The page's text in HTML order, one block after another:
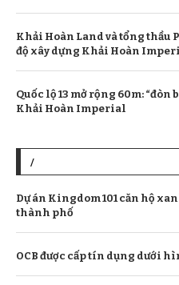
Khải Hoàn Land và tổng thầu
độ xây dựng Khải Hoàn
Quốc lộ 13 mở rộng 60m: “đòn
Khải Hoàn Imperial
/
Dự án Kingdom 101 căn hộ
thành phố
OCB được cấp tín dụng dưới